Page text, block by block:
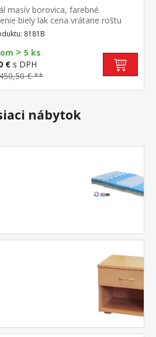
masív borovica, farebné
biely lak cena vrátane roštu
latkový) bez matraca odporúčaný
matraca 180 × 200 cm alebo 2 kusy
cm
8181B
> 5 ks
€ s DPH
€ **
nábytok